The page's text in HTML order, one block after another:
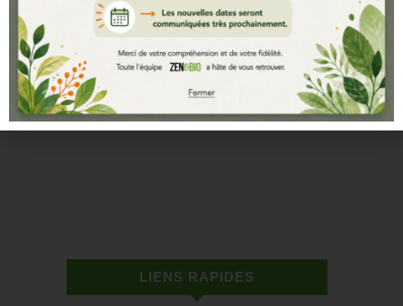
←LightHouse SynerJ-Health→
LIENS RAPIDES